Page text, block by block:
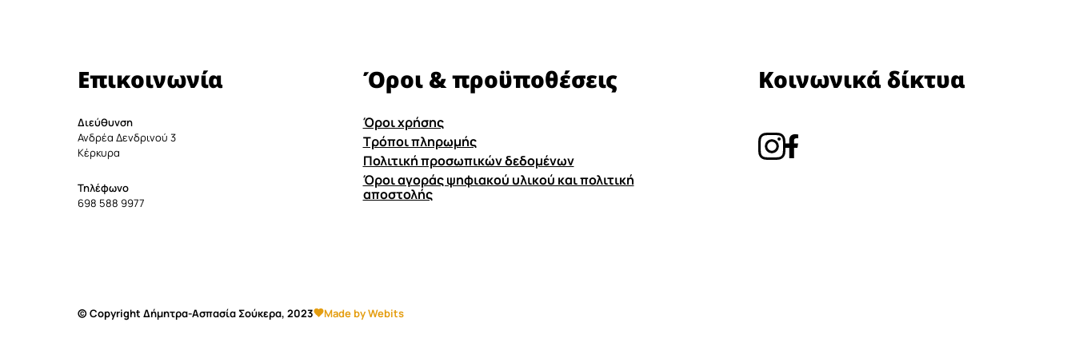
Επικοινωνία
Διεύθυνση
Ανδρέα Δενδρινού 3
Κέρκυρα
Τηλέφωνο
698 588 9977
Όροι & προϋποθέσεις
Όροι χρήσης
Τρόποι πληρωμής
Πολιτική προσωπικών δεδομένων
Όροι αγοράς ψηφιακού υλικού και πολιτική
αποστολής
Κοινωνικά δίκτυα
© Copyright Δήμητρα-Ασπασία Σούκερα, 2023 Made by Webits